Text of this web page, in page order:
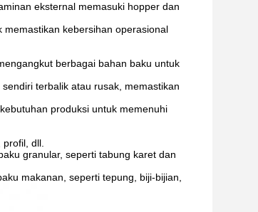
eksternal memasuki hopper dan
kebersihan operasional
berbagai bahan baku untuk
terbalik atau rusak, memastikan
produksi untuk memenuhi
dll.
granular, seperti tabung karet dan
makanan, seperti tepung, biji-bijian,